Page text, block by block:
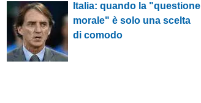
Italia: quando la "questione
morale" è solo una scelta
di comodo